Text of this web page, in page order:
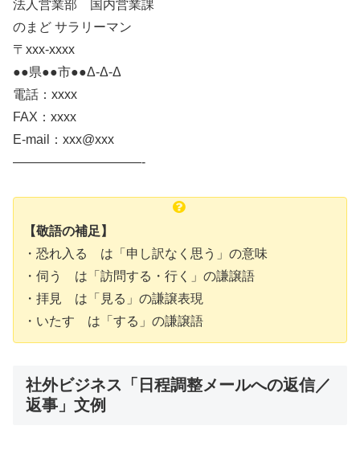
法人営業部 国内営業課
のまど サラリーマン
〒xxx-xxxx
●●県●●市●●Δ-Δ-Δ
電話：xxxx
FAX：xxxx
E-mail：xxx@xxx
——————————-
【敬語の補足】
・恐れ入る は「申し訳なく思う」の意味
・伺う は「訪問する・行く」の謙譲語
・拝見 は「見る」の謙譲表現
・いたす は「する」の謙譲語
社外ビジネス「日程調整メールへの返信／
返事」文例